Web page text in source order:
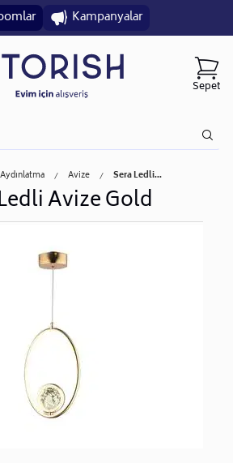
Kampanyalar
Sepet
Aydınlatma Avize Sera Ledli...
Avize Gold